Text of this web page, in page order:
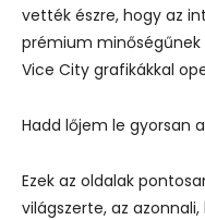
vették észre, hogy az
prémium
Vice City grafikákkal
Hadd lőjem le gyorsan
Ezek az oldalak
világszerte, az